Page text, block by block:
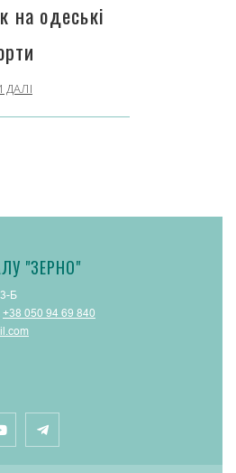
на одеські
ДАЛІ
"ЗЕРНО"
Б
+38 050 94 69 840